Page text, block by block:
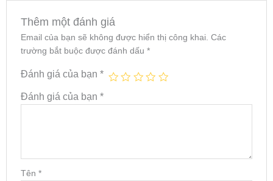
Thêm một đánh giá
Email của bạn sẽ không được hiển thị công khai. Các
trường bắt buộc được đánh dấu *
Đánh giá của bạn *
Đánh giá của bạn *
Tên *